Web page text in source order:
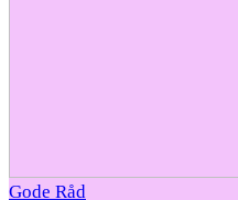
Gode Råd